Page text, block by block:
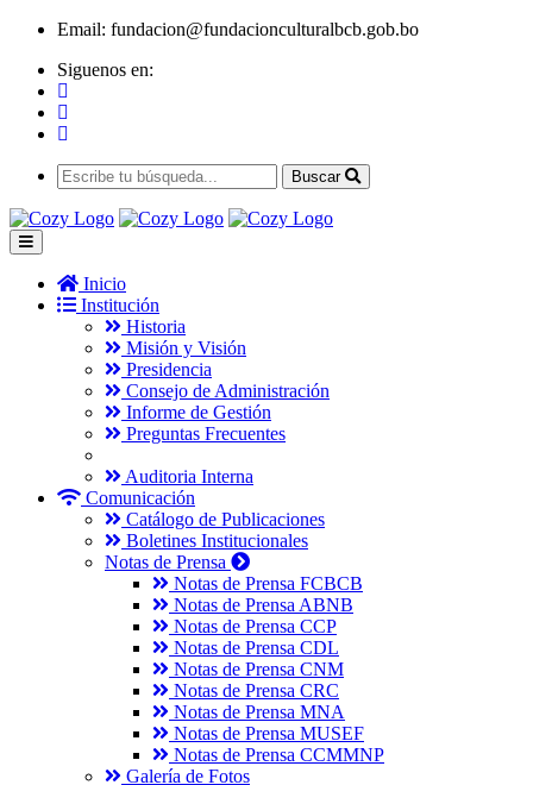
Email: fundacion@fundacionculturalbcb.gob.bo
Siguenos en:
Buscar
Inicio
Institución
Historia
Misión y Visión
Presidencia
Consejo de Administración
Informe de Gestión
Preguntas Frecuentes
Auditoria Interna
Comunicación
Catálogo de Publicaciones
Boletines Institucionales
Notas de Prensa
Notas de Prensa FCBCB
Notas de Prensa ABNB
Notas de Prensa CCP
Notas de Prensa CDL
Notas de Prensa CNM
Notas de Prensa CRC
Notas de Prensa MNA
Notas de Prensa MUSEF
Notas de Prensa CCMMNP
Galería de Fotos